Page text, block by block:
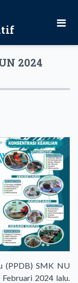
2024
(PPDB) SMK NU
2024 lalu.